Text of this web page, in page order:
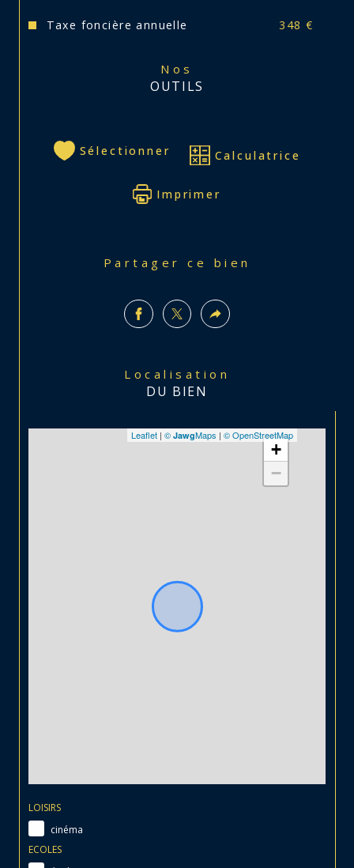
Taxe foncière annuelle 348 €
Nos
OUTILS
Sélectionner Calculatrice
Imprimer
Partager ce bien
Localisation
DU BIEN
+
−
Leaflet | © JawgMaps | © OpenStreetMap
LOISIRS
cinéma
ECOLES